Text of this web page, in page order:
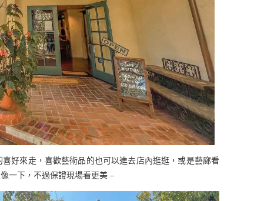
好來走，喜歡藝術品的也可以進去店內逛逛，或是藝廊看
一下，不過保證現場看更美 –